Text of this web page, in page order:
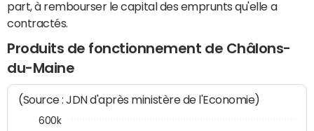
part, à rembourser le capital des emprunts qu'elle a
contractés.
Produits de fonctionnement de Châlons-
du-Maine
(Source : JDN d'après ministère de l'Economie)
600k